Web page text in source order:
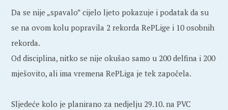
Da se nije „spavalo” cijelo ljeto pokazuje i podatak da su
se na ovom kolu popravila 2 rekorda RePLige i 10 osobnih
rekorda.
Od disciplina, nitko se nije okušao samo u 200 delfina i 200
mješovito, ali ima vremena RePLiga je tek započela.
Sljedeće kolo je planirano za nedjelju 29.10. na PVC